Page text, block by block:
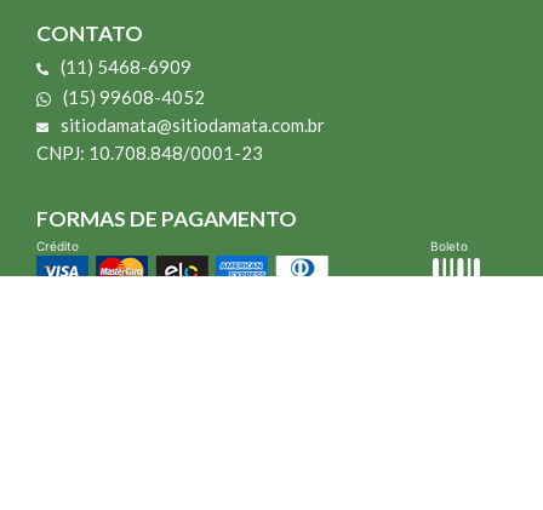
CONTATO
(11) 5468-6909
(15) 99608-4052
sitiodamata@sitiodamata.com.br
CNPJ: 10.708.848/0001-23
FORMAS DE PAGAMENTO
Crédito Boleto